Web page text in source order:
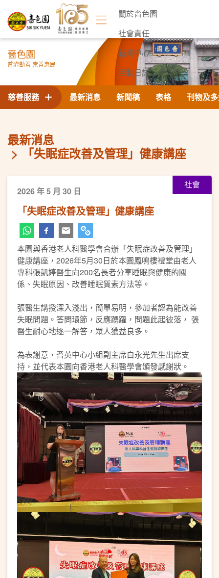
關於嗇色園
社會責任
新聞中心
活動日誌
聯絡我們
嗇色園
普濟勸善 崇善惠民
最新消息 新聞稿 表格 刊物及
慈善服務
最新消息
「失眠症改善及管理」健康講座
社會
2026 年 5 月 30 日
「失眠症改善及管理」健康講座
本園與香港老人科醫學會合辦「失眠症改善及管理」
健康講座，2026年5月30日於本園鳳鳴樓禮堂由老人
專科張凱婷醫生向200名長者分享睡眠與健康的關
係、失眠原因、改善睡眠質素方法等。
張醫生講授深入淺出，簡單易明，參加者認為能改善
失眠問題。答問環節，反應踴躍，問題此起彼落， 張
醫生耐心地逐一解答，眾人獲益良多。
為表謝意，耆英中心小組副主席白永光先生出席支
持，並代表本園向香港老人科醫學會頒發感謝狀。